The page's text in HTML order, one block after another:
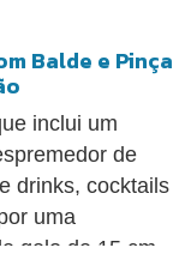
Balde e Pinça
inclui um
de
drinks, cocktails
uma
gelo de 15 cm,